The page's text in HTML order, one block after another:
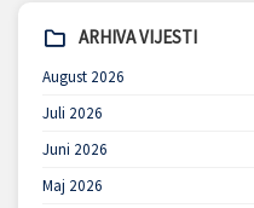
ARHIVA VIJESTI
August 2026
Juli 2026
Juni 2026
Maj 2026